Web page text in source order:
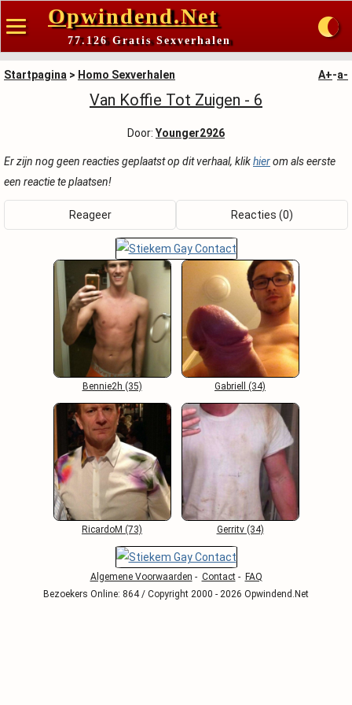
Opwindend.Net
77.126 Gratis Sexverhalen
Startpagina > Homo Sexverhalen A+-a-
Van Koffie Tot Zuigen - 6
Door: Younger2926
Er zijn nog geen reacties geplaatst op dit verhaal, klikhierom als eerste
een reactie te plaatsen!
Reageer Reacties (0)
Bennie2h (35) Gabriell (34)
RicardoM (73) Gerritv (34)
Algemene Voorwaarden - Contact- FAQ
Bezoekers Online: 864 / Copyright 2000 - 2026 Opwindend.Net